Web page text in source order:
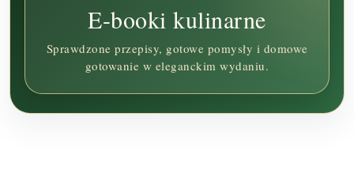
E-booki kulinarne
Sprawdzone przepisy, gotowe pomysły i domowe
gotowanie w eleganckim wydaniu.